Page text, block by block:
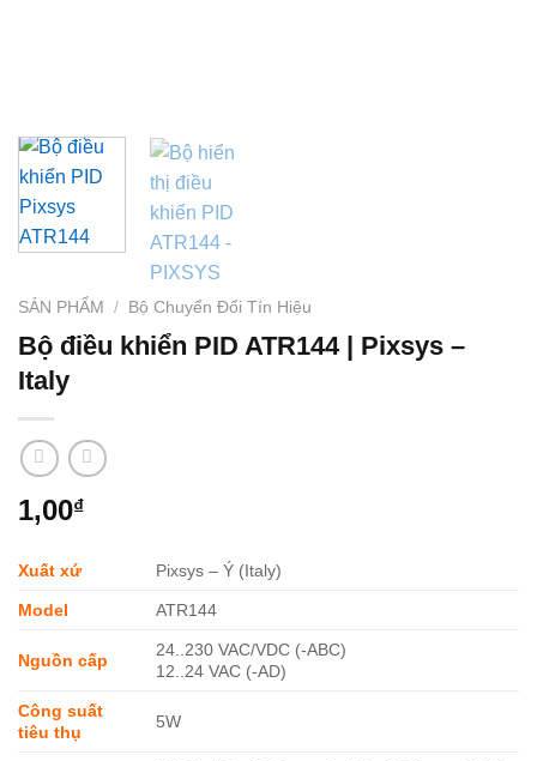
SẢN PHẨM / Bộ Chuyển Đổi Tín Hiệu
Bộ điều khiển PID ATR144 | Pixsys –
Italy
1,00₫
Xuất xứ Pixsys – Ý (Italy)
Model ATR144
Nguồn cấp
24..230 VAC/VDC (-ABC)
12..24 VAC (-AD)
Công suất
tiêu thụ
5W